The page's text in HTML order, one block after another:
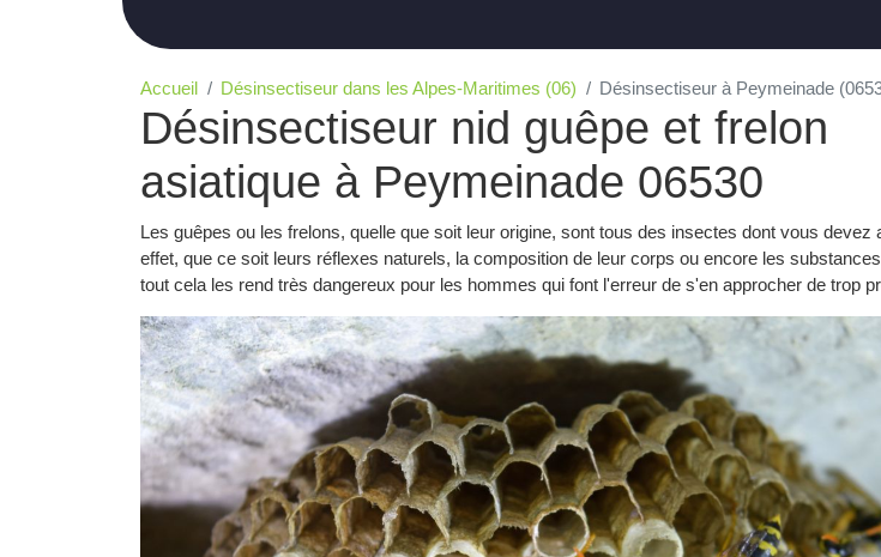
Accueil Désinsectiseur dans les Alpes-Maritimes (06) Désinsectiseur à Peymeinade
Désinsectiseur nid guêpe et frelon
asiatique à Peymeinade 06530
Les guêpes ou les frelons, quelle que soit leur origine, sont tous des insectes dont vous devez
effet, que ce soit leurs réflexes naturels, la composition de leur corps ou encore les
tout cela les rend très dangereux pour les hommes qui font l'erreur de s'en approcher de trop